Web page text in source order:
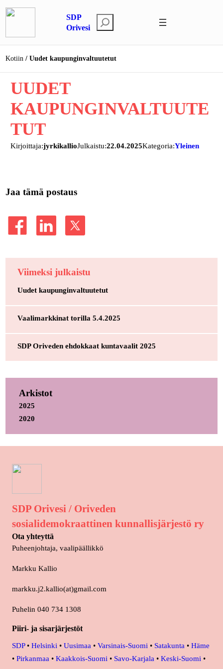
Siirry
sisältöön
SDP
Orivesi
t
s
i
Kotiin Uudet kaupunginvaltuutetut
UUDET
KAUPUNGINVALTUUTE
TUT
Kirjoittaja:jyrkikallioJulkaistu:22.04.2025Kategoria:Yleinen
Jaa tämä postaus
Viimeksi julkaistu
Uudet kaupunginvaltuutetut
Vaalimarkkinat torilla 5.4.2025
SDP Oriveden ehdokkaat kuntavaalit 2025
Arkistot
2025
2020
SDP Orivesi / Oriveden
sosialidemokraattinen kunnallisjärjestö ry
Ota yhteyttä
Puheenjohtaja, vaalipäällikkö
Markku Kallio
markku.j2.kallio(at)gmail.com
Puhelin 040 734 1308
Piiri- ja sisarjärjestöt
SDP• Helsinki • Uusimaa • Varsinais-Suomi • Satakunta • Häme
• Pirkanmaa • Kaakkois-Suomi • Savo-Karjala • Keski-Suomi •